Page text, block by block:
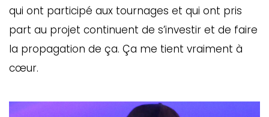
qui ont participé aux tournages et qui ont pris
part au projet continuent de s’investir et de faire
la propagation de ça. Ça me tient vraiment à
cœur.